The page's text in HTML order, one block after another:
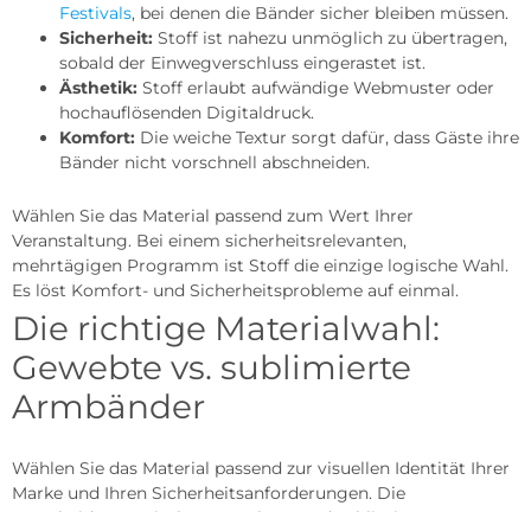
Festivals, bei denen die Bänder sicher bleiben müssen.
Sicherheit: Stoff ist nahezu unmöglich zu übertragen,
sobald der Einwegverschluss eingerastet ist.
Ästhetik: Stoff erlaubt aufwändige Webmuster oder
hochauflösenden Digitaldruck.
Komfort: Die weiche Textur sorgt dafür, dass Gäste ihre
Bänder nicht vorschnell abschneiden.
Wählen Sie das Material passend zum Wert Ihrer
Veranstaltung. Bei einem sicherheitsrelevanten,
mehrtägigen Programm ist Stoff die einzige logische Wahl.
Es löst Komfort- und Sicherheitsprobleme auf einmal.
Die richtige Materialwahl:
Gewebte vs. sublimierte
Armbänder
Wählen Sie das Material passend zur visuellen Identität Ihrer
Marke und Ihren Sicherheitsanforderungen. Die